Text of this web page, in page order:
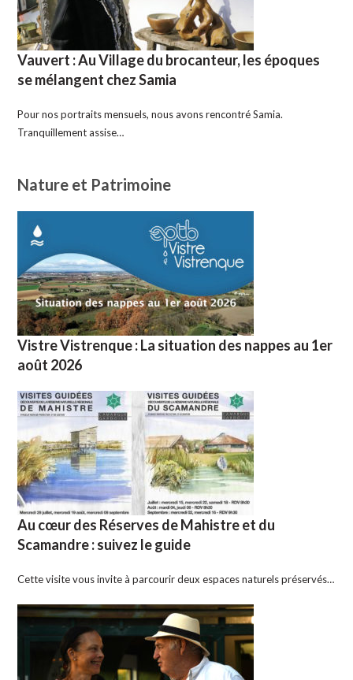
Vauvert : Au Village du brocanteur, les époques
se mélangent chez Samia
Pour nos portraits mensuels, nous avons rencontré Samia.
Tranquillement assise…
Nature et Patrimoine
Vistre Vistrenque : La situation des nappes au 1er
août 2026
Au cœur des Réserves de Mahistre et du
Scamandre : suivez le guide
Cette visite vous invite à parcourir deux espaces naturels préservés…